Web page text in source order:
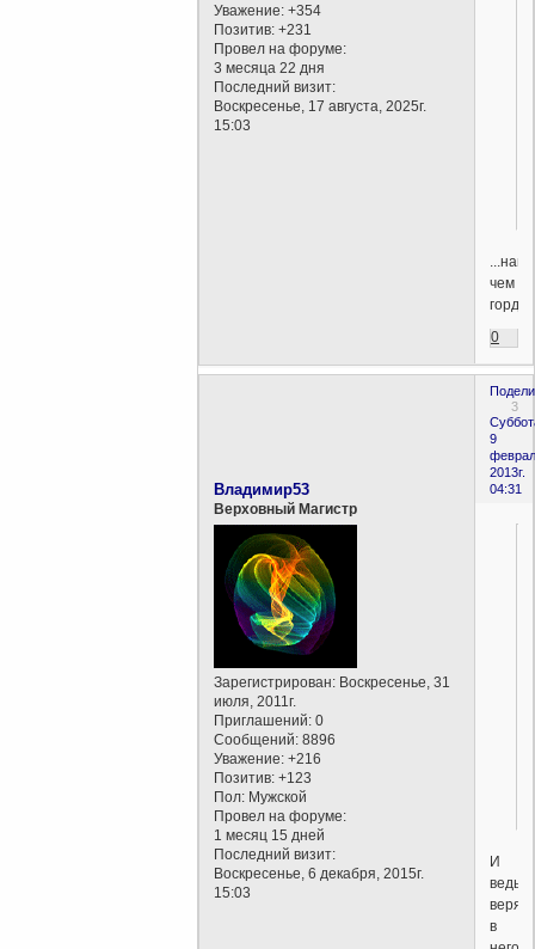
Уважение: +354
Позитив: +231
Провел на форуме:
3 месяца 22 дня
Последний визит:
Воскресенье, 17 августа, 2025г.
15:03
чем
0
3
9
2013г.
04:31
Владимир53
Верховный Магистр
Зарегистрирован: Воскресенье, 31
июля, 2011г.
Приглашений: 0
Сообщений: 8896
Уважение: +216
Позитив: +123
Пол: Мужской
Провел на форуме:
1 месяц 15 дней
Последний визит:
Воскресенье, 6 декабря, 2015г.
15:03
И
ведь
верят
в